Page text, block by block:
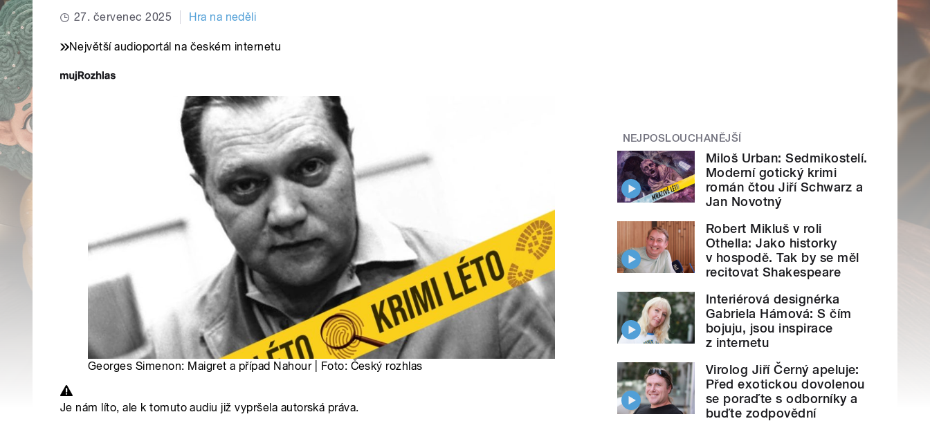
27. červenec 2025 Hra na neděli
Největší audioportál na českém internetu
Georges Simenon: Maigret a případ Nahour | Foto: Český rozhlas
Je nám líto, ale k tomuto audiu již vypršela autorská práva.
NEJPOSLOUCHANĚJŠÍ
Miloš Urban: Sedmikostelí.
Moderní gotický krimi
román čtou Jiří Schwarz a
Jan Novotný
Robert Mikluš v roli
Othella: Jako historky
v hospodě. Tak by se měl
recitovat Shakespeare
Interiérová designérka
Gabriela Hámová: S čím
bojuju, jsou inspirace
z internetu
Virolog Jiří Černý apeluje:
Před exotickou dovolenou
se poraďte s odborníky a
buďte zodpovědní